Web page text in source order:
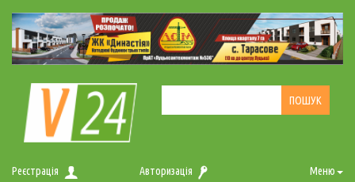
Реєстрація Авторизація Меню